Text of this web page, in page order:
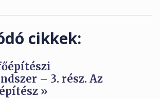
cikkek:
– 3. rész. Az
»